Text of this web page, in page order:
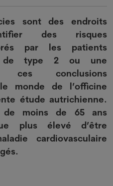
sont des endroits
des risques
par les patients
de type 2 ou une
ces conclusions
monde de l’officine
étude autrichienne.
de moins de 65 ans
plus élevé d’être
cardiovasculaire